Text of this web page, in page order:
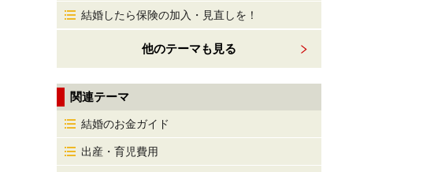
結婚したら保険の加入・見直しを！
他のテーマも見る
関連テーマ
結婚のお金ガイド
出産・育児費用